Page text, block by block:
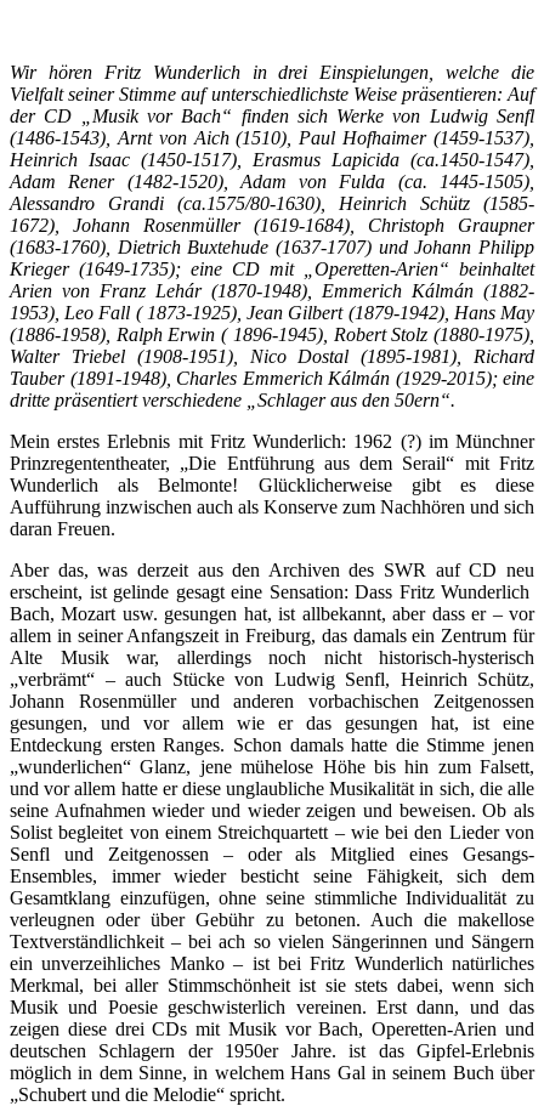
Wir hören Fritz Wunderlich in drei Einspielungen, welche die
Vielfalt seiner Stimme auf unterschiedlichste Weise präsentieren: Auf
der CD „Musik vor Bach“ finden sich Werke von Ludwig Senfl
(1486-1543), Arnt von Aich (1510), Paul Hofhaimer (1459-1537),
Heinrich Isaac (1450-1517), Erasmus Lapicida (ca.1450-1547),
Adam Rener (1482-1520), Adam von Fulda (ca. 1445-1505),
Alessandro Grandi (ca.1575/80-1630), Heinrich Schütz (1585-
1672), Johann Rosenmüller (1619-1684), Christoph Graupner
(1683-1760), Dietrich Buxtehude (1637-1707) und Johann Philipp
Krieger (1649-1735); eine CD mit „Operetten-Arien“ beinhaltet
Arien von Franz Lehár (1870-1948), Emmerich Kálmán (1882-
1953), Leo Fall ( 1873-1925), Jean Gilbert (1879-1942), Hans May
(1886-1958), Ralph Erwin ( 1896-1945), Robert Stolz (1880-1975),
Walter Triebel (1908-1951), Nico Dostal (1895-1981), Richard
Tauber (1891-1948), Charles Emmerich Kálmán (1929-2015); eine
dritte präsentiert verschiedene „Schlager aus den 50ern“.
Mein erstes Erlebnis mit Fritz Wunderlich: 1962 (?) im Münchner
Prinzregententheater, „Die Entführung aus dem Serail“ mit Fritz
Wunderlich als Belmonte! Glücklicherweise gibt es diese
Aufführung inzwischen auch als Konserve zum Nachhören und sich
daran Freuen.
Aber das, was derzeit aus den Archiven des SWR auf CD neu
erscheint, ist gelinde gesagt eine Sensation: Dass Fritz Wunderlich
Bach, Mozart usw. gesungen hat, ist allbekannt, aber dass er – vor
allem in seiner Anfangszeit in Freiburg, das damals ein Zentrum für
Alte Musik war, allerdings noch nicht historisch-hysterisch
„verbrämt“ – auch Stücke von Ludwig Senfl, Heinrich Schütz,
Johann Rosenmüller und anderen vorbachischen Zeitgenossen
gesungen, und vor allem wie er das gesungen hat, ist eine
Entdeckung ersten Ranges. Schon damals hatte die Stimme jenen
„wunderlichen“ Glanz, jene mühelose Höhe bis hin zum Falsett,
und vor allem hatte er diese unglaubliche Musikalität in sich, die alle
seine Aufnahmen wieder und wieder zeigen und beweisen. Ob als
Solist begleitet von einem Streichquartett – wie bei den Lieder von
Senfl und Zeitgenossen – oder als Mitglied eines Gesangs-
Ensembles, immer wieder besticht seine Fähigkeit, sich dem
Gesamtklang einzufügen, ohne seine stimmliche Individualität zu
verleugnen oder über Gebühr zu betonen. Auch die makellose
Textverständlichkeit – bei ach so vielen Sängerinnen und Sängern
ein unverzeihliches Manko – ist bei Fritz Wunderlich natürliches
Merkmal, bei aller Stimmschönheit ist sie stets dabei, wenn sich
Musik und Poesie geschwisterlich vereinen. Erst dann, und das
zeigen diese drei CDs mit Musik vor Bach, Operetten-Arien und
deutschen Schlagern der 1950er Jahre. ist das Gipfel-Erlebnis
möglich in dem Sinne, in welchem Hans Gal in seinem Buch über
„Schubert und die Melodie“ spricht.